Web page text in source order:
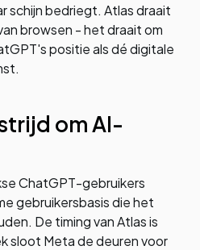
schijn bedriegt. Atlas draait
browsen - het draait om
positie als dé digitale
om AI-
ChatGPT-gebruikers
gebruikersbasis die het
De timing van Atlas is
sloot Meta de deuren voor